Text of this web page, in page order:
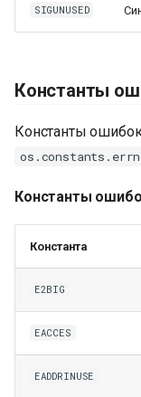
SIGUNUSED
Константы
Константы
Константы
Константа
E2BIG
EACCES
EADDRINUSE